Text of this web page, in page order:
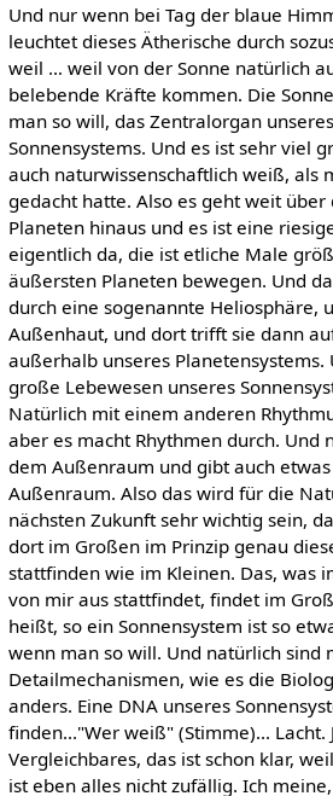
Und nur wenn bei Tag der blaue
leuchtet dieses Ätherische durch
weil … weil von der Sonne natürlich
belebende Kräfte kommen. Die
man so will, das Zentralorgan
Sonnensystems. Und es ist sehr viel
auch naturwissenschaftlich weiß, als
gedacht hatte. Also es geht weit
Planeten hinaus und es ist eine
eigentlich da, die ist etliche Male
äußersten Planeten bewegen. Und
durch eine sogenannte Heliosphäre,
Außenhaut, und dort trifft sie dann
außerhalb unseres Planetensystems.
große Lebewesen unseres
Natürlich mit einem anderen
aber es macht Rhythmen durch. Und
dem Außenraum und gibt auch
Außenraum. Also das wird für die
nächsten Zukunft sehr wichtig sein,
dort im Großen im Prinzip genau
stattfinden wie im Kleinen. Das, was
von mir aus stattfindet, findet im
heißt, so ein Sonnensystem ist so
wenn man so will. Und natürlich sind
Detailmechanismen, wie es die
anders. Eine DNA unseres
finden..."Wer weiß" (Stimme)... Lacht.
Vergleichbares, das ist schon klar,
ist eben alles nicht zufällig. Ich